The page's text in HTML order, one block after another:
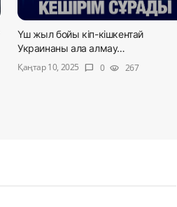
Үш жыл бойы кіп-кішкентай
Украинаны ала алмау…
Қаңтар 10, 2025
chat_bubble 0 visibility 267